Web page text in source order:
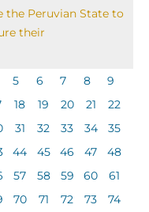
the Peruvian State to
their
5 6 7 8
9
18 19 20 21
22
31 32 33 34
35
44 45 46 47
48
57 58 59 60
61
70 71 72 73
74